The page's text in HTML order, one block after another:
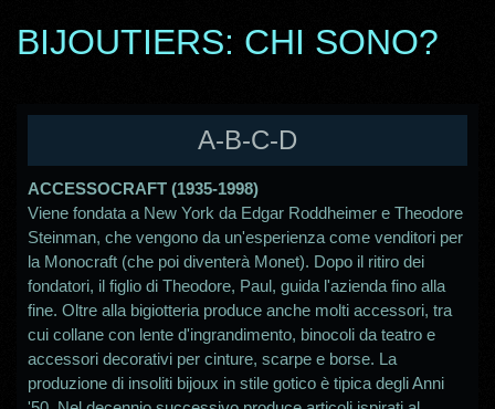
BIJOUTIERS: CHI SONO?
A-B-C-D
ACCESSOCRAFT (1935-1998)
Viene fondata a New York da Edgar Roddheimer e Theodore
Steinman, che vengono da un'esperienza come venditori per
la Monocraft (che poi diventerà Monet). Dopo il ritiro dei
fondatori, il figlio di Theodore, Paul, guida l'azienda fino alla
fine. Oltre alla bigiotteria produce anche molti accessori, tra
cui collane con lente d'ingrandimento, binocoli da teatro e
accessori decorativi per cinture, scarpe e borse. La
produzione di insoliti bijoux in stile gotico è tipica degli Anni